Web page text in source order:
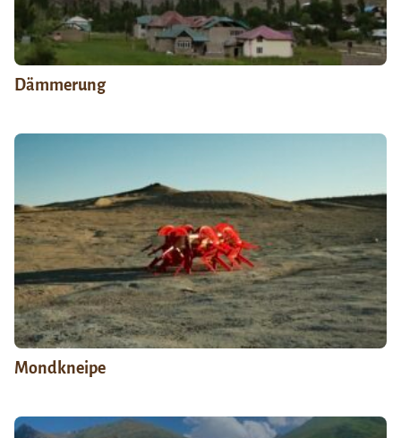
Dämmerung
Mondkneipe